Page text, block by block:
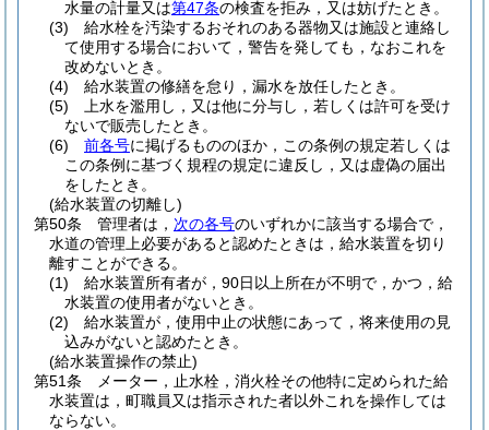
水量の計量又は第47条の検査を拒み，又は妨げたとき。
(3)
給水栓を汚染するおそれのある器物又は施設と連絡し
て使用する場合において，警告を発しても，なおこれを
改めないとき。
(4)
給水装置の修繕を怠り，漏水を放任したとき。
(5)
上水を濫用し，又は他に分与し，若しくは許可を受け
ないで販売したとき。
(6)
前各号に掲げるもののほか，この条例の規定若しくは
この条例に基づく規程の規定に違反し，又は虚偽の届出
をしたとき。
(給水装置の切離し)
第50条
管理者は， 次の各号のいずれかに該当する場合で，
水道の管理上必要があると認めたときは，給水装置を切り
離すことができる。
(1)
給水装置所有者が，90日以上所在が不明で，かつ，給
水装置の使用者がないとき。
(2)
給水装置が，使用中止の状態にあって，将来使用の見
込みがないと認めたとき。
(給水装置操作の禁止)
第51条
メーター，止水栓，消火栓その他特に定められた給
水装置は，町職員又は指示された者以外これを操作しては
ならない。